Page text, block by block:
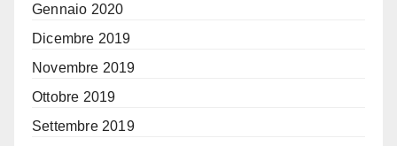
Gennaio 2020
Dicembre 2019
Novembre 2019
Ottobre 2019
Settembre 2019